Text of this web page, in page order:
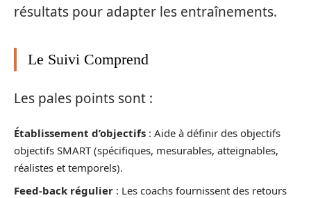
résultats pour adapter les entraînements.
Le Suivi Comprend
Les pales points sont :
Établissement d’objectifs : Aide à définir des objectifs
objectifs SMART (spécifiques, mesurables, atteignables,
réalistes et temporels).
Feed-back régulier : Les coachs fournissent des retours